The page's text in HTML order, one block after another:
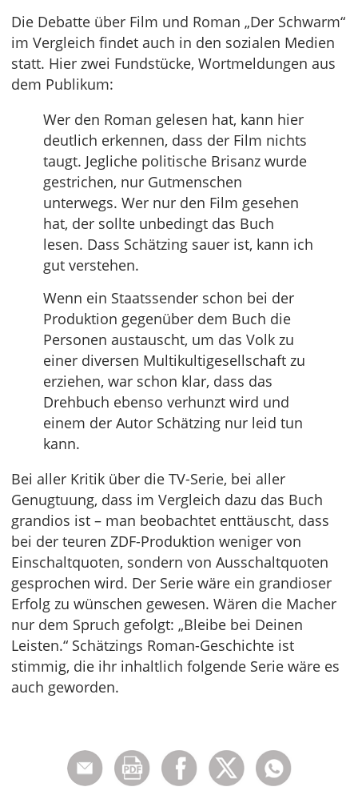
Die Debatte über Film und Roman „Der Schwarm“
im Vergleich findet auch in den sozialen Medien
statt. Hier zwei Fundstücke, Wortmeldungen aus
dem Publikum:
Wer den Roman gelesen hat, kann hier
deutlich erkennen, dass der Film nichts
taugt. Jegliche politische Brisanz wurde
gestrichen, nur Gutmenschen
unterwegs. Wer nur den Film gesehen
hat, der sollte unbedingt das Buch
lesen. Dass Schätzing sauer ist, kann ich
gut verstehen.
Wenn ein Staatssender schon bei der
Produktion gegenüber dem Buch die
Personen austauscht, um das Volk zu
einer diversen Multikultigesellschaft zu
erziehen, war schon klar, dass das
Drehbuch ebenso verhunzt wird und
einem der Autor Schätzing nur leid tun
kann.
Bei aller Kritik über die TV-Serie, bei aller
Genugtuung, dass im Vergleich dazu das Buch
grandios ist – man beobachtet enttäuscht, dass
bei der teuren ZDF-Produktion weniger von
Einschaltquoten, sondern von Ausschaltquoten
gesprochen wird. Der Serie wäre ein grandioser
Erfolg zu wünschen gewesen. Wären die Macher
nur dem Spruch gefolgt: „Bleibe bei Deinen
Leisten.“ Schätzings Roman-Geschichte ist
stimmig, die ihr inhaltlich folgende Serie wäre es
auch geworden.